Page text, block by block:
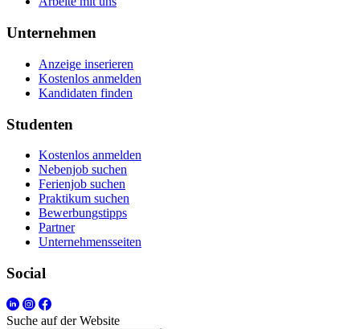
Unternehmen
Anzeige inserieren
Kostenlos anmelden
Kandidaten finden
Studenten
Kostenlos anmelden
Nebenjob suchen
Ferienjob suchen
Praktikum suchen
Bewerbungstipps
Partner
Unternehmensseiten
Social
Suche auf der Website